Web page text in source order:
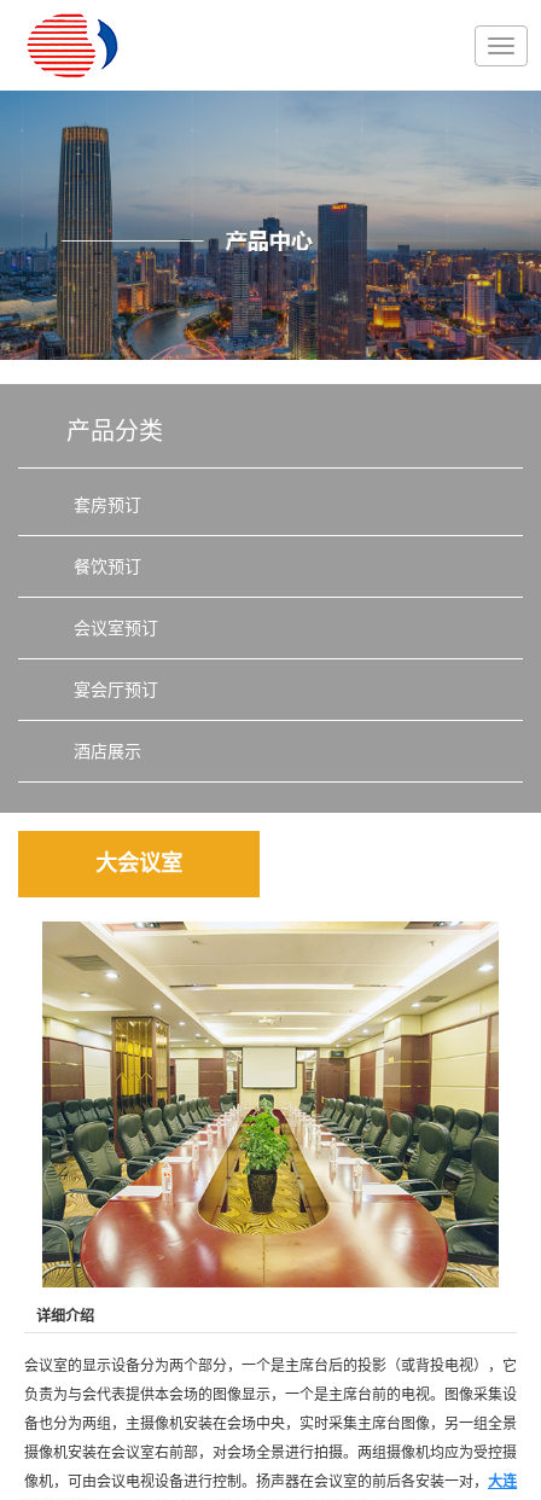
产品分类
套房预订
餐饮预订
会议室预订
宴会厅预订
酒店展示
大会议室
详细介绍
会议室的显示设备分为两个部分，一个是主席台后的投影（或背投电视），它
负责为与会代表提供本会场的图像显示，一个是主席台前的电视。图像采集设
备也分为两组，主摄像机安装在会场中央，实时采集主席台图像，另一组全景
摄像机安装在会议室右前部，对会场全景进行拍摄。两组摄像机均应为受控摄
像机，可由会议电视设备进行控制。扬声器在会议室的前后各安装一对， 大连